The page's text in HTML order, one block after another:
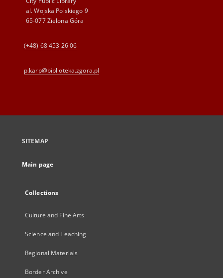
al. Wojska Polskiego 9
65-077 Zielona Góra
(+48) 68 453 26 06
p.karp@biblioteka.zgora.pl
SITEMAP
Main page
Collections
Culture and Fine Arts
Science and Teaching
Regional Materials
Border Archive